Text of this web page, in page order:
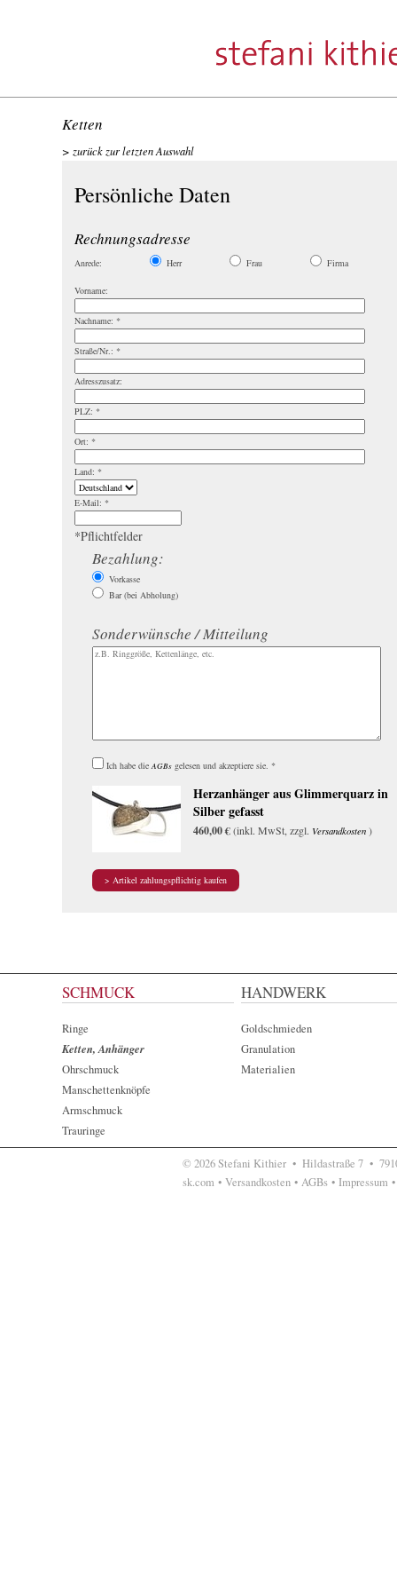
Ketten
zurück zur letzten Auswahl
Persönliche Daten
Rechnungsadresse
Anrede: Herr Frau Firma
Vorname:
Nachname: *
Straße/Nr.: *
Adresszusatz:
PLZ: *
Ort: *
Land: *
E-Mail: *
*Pflichtfelder
Bezahlung:
Vorkasse
Bar (bei Abholung)
Sonderwünsche / Mitteilung
Ich habe die AGBs gelesen und akzeptiere sie. *
Herzanhänger aus Glimmerquarz in
Silber gefasst
460,00 €(inkl. MwSt, zzgl. Versandkosten )
SCHMUCK
Ringe
Ketten, Anhänger
Ohrschmuck
Manschettenknöpfe
Armschmuck
Trauringe
HANDWERK
Goldschmieden
Granulation
Materialien
© 2026 Stefani Kithier • Hildastraße 7 •
sk.com • Versandkosten• AGBs• Impressum